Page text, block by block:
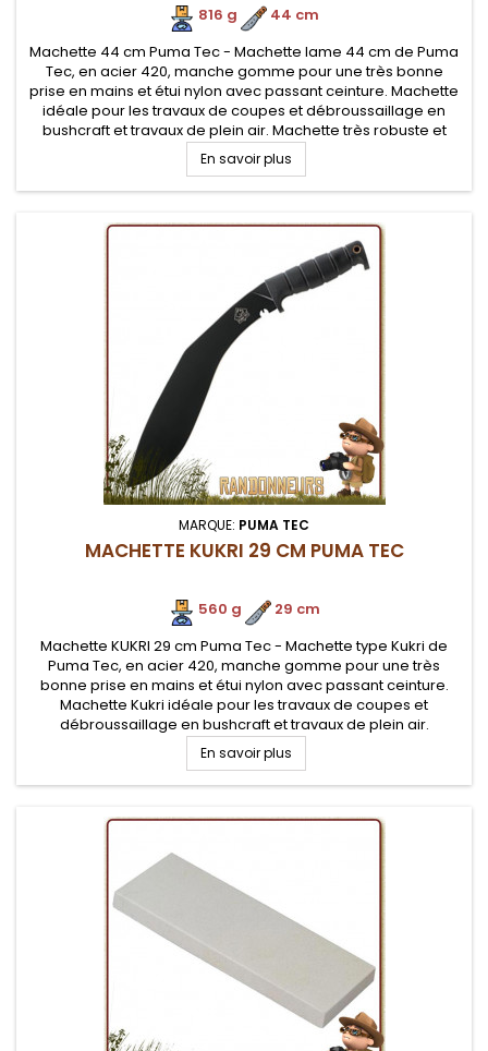
816 g
44 cm
Machette 44 cm Puma Tec - Machette lame 44 cm de Puma
Tec, en acier 420, manche gomme pour une très bonne
prise en mains et étui nylon avec passant ceinture. Machette
idéale pour les travaux de coupes et débroussaillage en
bushcraft et travaux de plein air. Machette très robuste et
ergonomique
En savoir plus
MARQUE: PUMA TEC
MACHETTE KUKRI 29 CM PUMA TEC
560 g . 29 cm
Machette KUKRI 29 cm Puma Tec - Machette type Kukri de
Puma Tec, en acier 420, manche gomme pour une très
bonne prise en mains et étui nylon avec passant ceinture.
Machette Kukri idéale pour les travaux de coupes et
débroussaillage en bushcraft et travaux de plein air.
Machette Kukri robuste et fiable.
En savoir plus